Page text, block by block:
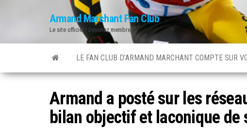
content
Armand Marchant Fan Club
Le site officiel | Devenez membre !
LE FAN CLUB D’ARMAND MARCHANT COMPTE SUR
Armand a posté sur les
bilan objectif et laconique